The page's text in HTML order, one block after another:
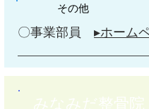
その他
​〇事業部員 ▸ホーム
みなみだ整骨院